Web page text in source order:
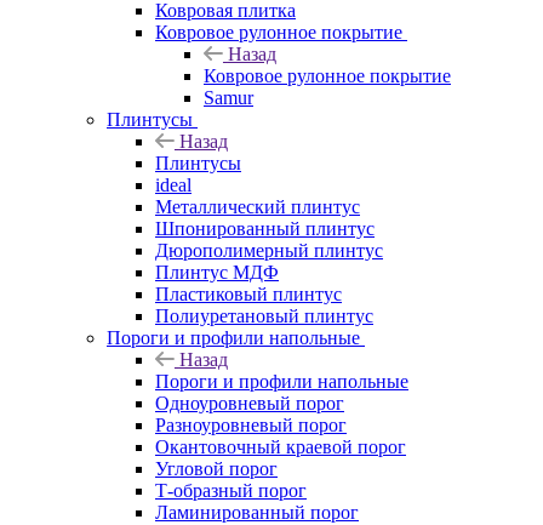
Ковровая плитка
Ковровое рулонное покрытие
Назад
Ковровое рулонное покрытие
Samur
Плинтусы
Назад
Плинтусы
ideal
Металлический плинтус
Шпонированный плинтус
Дюрополимерный плинтус
Плинтус МДФ
Пластиковый плинтус
Полиуретановый плинтус
Пороги и профили напольные
Назад
Пороги и профили напольные
Одноуровневый порог
Разноуровневый порог
Окантовочный краевой порог
Угловой порог
Т-образный порог
Ламинированный порог